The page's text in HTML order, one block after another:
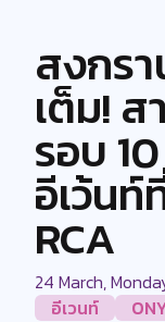
สงกร
เต็ม!
รอบ
อีเว้น
RCA
24 March,
อีเวนท์